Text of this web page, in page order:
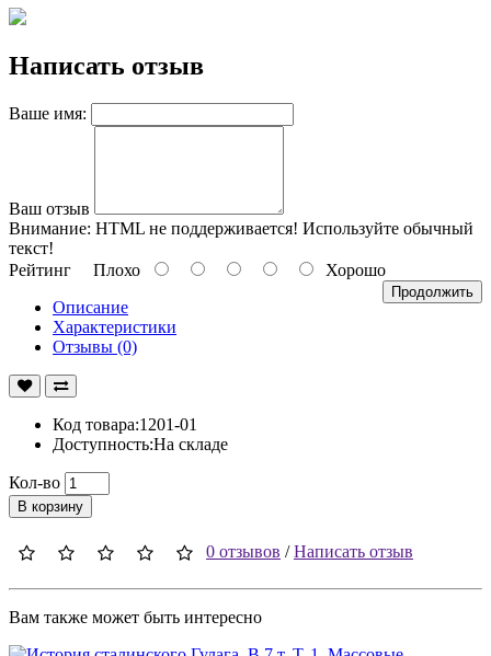
Написать отзыв
Ваше имя:
Ваш отзыв
Внимание: HTML не поддерживается! Используйте обычный
текст!
Рейтинг Плохо Хорошо
Продолжить
Описание
Характеристики
Отзывы (0)
Код товара:1201-01
Доступность:На складе
Кол-во
В корзину
0 отзывов /Написать отзыв
Вам также может быть интересно